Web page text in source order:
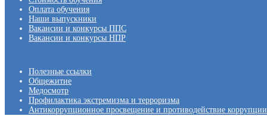
Оплата обучения
Наши выпускники
Вакансии и конкурсы ППС
Вакансии и конкурсы НПР
Полезные ссылки
Общежитие
Медосмотр
Профилактика экстремизма и терроризма
Антикоррупционное просвещение и противодействие коррупции